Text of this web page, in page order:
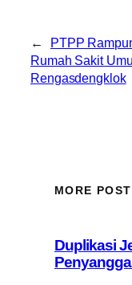
←
PTPP
Rumah Sakit
Rengasdengklok
MORE
Duplikasi